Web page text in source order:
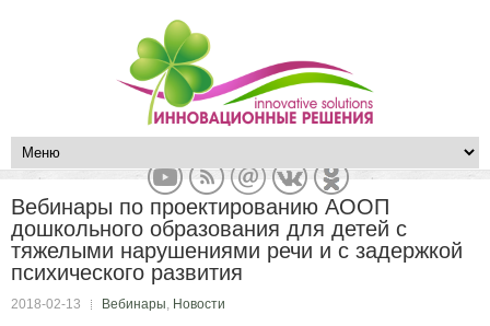
Вебинары по проектированию АООП
дошкольного образования для детей с
тяжелыми нарушениями речи и с задержкой
психического развития
2018-02-13 Вебинары, Новости